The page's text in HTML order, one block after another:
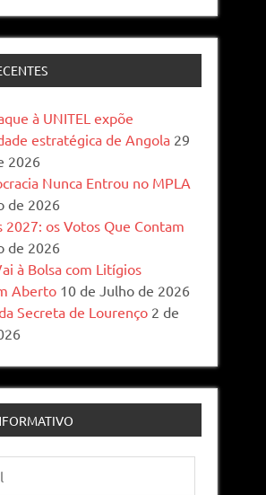
à UNITEL expõe
estratégica de Angola 29
2026
Nunca Entrou no MPLA
de 2026
2027: os Votos Que Contam
de 2026
à Bolsa com Litígios
Aberto 10 de Julho de 2026
Secreta de Lourenço 2 de